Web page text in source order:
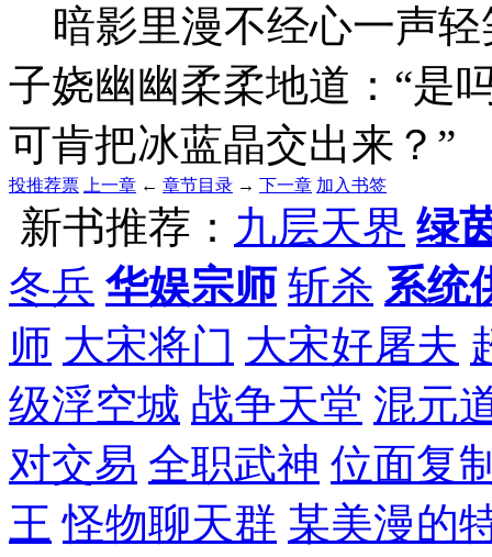
暗影里漫不经心一声轻
子娆幽幽柔柔地道：“是
可肯把冰蓝晶交出来？”
投推荐票 上一章 ← 章节目录 → 下一章 加入书签
新书推荐： 九层天界 绿
冬兵 华娱宗师 斩杀 系统
师 大宋将门 大宋好屠夫
级浮空城 战争天堂 混元
对交易 全职武神 位面复
王 怪物聊天群 某美漫的